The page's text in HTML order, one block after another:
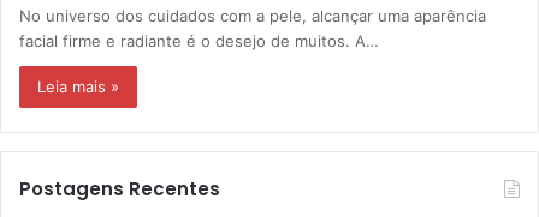
No universo dos cuidados com a pele, alcançar uma aparência
facial firme e radiante é o desejo de muitos. A…
Leia mais »
Postagens Recentes